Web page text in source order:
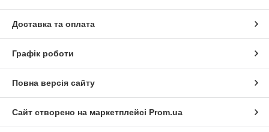
Доставка та оплата
Графік роботи
Повна версія сайту
Сайт створено на маркетплейсі Prom.ua